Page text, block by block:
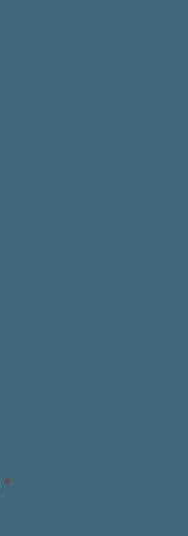
*